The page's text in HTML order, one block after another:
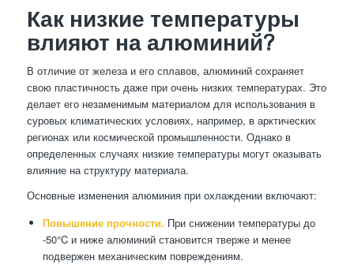
Как низкие температуры
влияют на алюминий?
В отличие от железа и его сплавов, алюминий сохраняет
свою пластичность даже при очень низких температурах. Это
делает его незаменимым материалом для использования в
суровых климатических условиях, например, в арктических
регионах или космической промышленности. Однако в
определенных случаях низкие температуры могут оказывать
влияние на структуру материала.
Основные изменения алюминия при охлаждении включают:
Повышение прочности. При снижении температуры до
-50°C и ниже алюминий становится тверже и менее
подвержен механическим повреждениям.